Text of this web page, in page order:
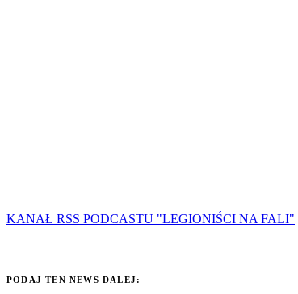
KANAŁ RSS PODCASTU "LEGIONIŚCI NA FALI"
PODAJ TEN NEWS DALEJ: